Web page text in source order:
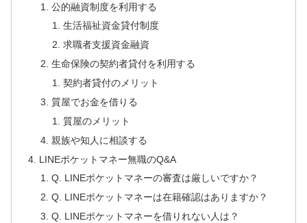
公的融資制度を利用する
生活福祉資金貸付制度
求職者支援資金融資
生命保険の契約者貸付を利用する
契約者貸付のメリット
質屋でお金を借りる
質屋のメリット
親族や知人に相談する
LINEポケットマネー無職のQ&A
Q. LINEポケットマネーの審査は厳しいですか？
Q. LINEポケットマネーは在籍確認はありますか？
Q. LINEポケットマネーを借りれない人は？